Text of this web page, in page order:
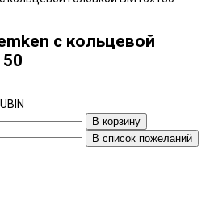
с кольцевой
В корзину
В список пожеланий